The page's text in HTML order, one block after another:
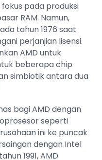
fokus pada produksi
RAM. Namun,
tahun 1976 saat
perjanjian lisensi.
AMD untuk
beberapa chip
simbiotik antara dua
bagi AMD dengan
seperti
ini ke puncak
dengan Intel
1991, AMD